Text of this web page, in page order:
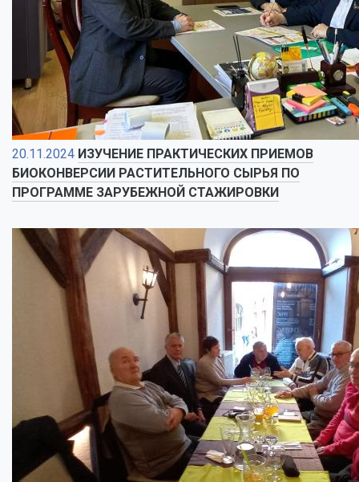
20.11.2024 ИЗУЧЕНИЕ ПРАКТИЧЕСКИХ ПРИЕМОВ
БИОКОНВЕРСИИ РАСТИТЕЛЬНОГО СЫРЬЯ ПО
ПРОГРАММЕ ЗАРУБЕЖНОЙ СТАЖИРОВКИ